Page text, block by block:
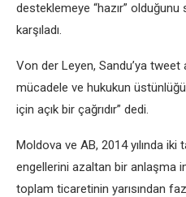
desteklemeye “hazır”
karşıladı.
Von der Leyen, Sandu’ya
mücadele ve hukukun
için açık bir çağrıdır” dedi.
Moldova ve AB, 2014 yılında
engellerini azaltan bir anlaşma
toplam ticaretinin yarısından